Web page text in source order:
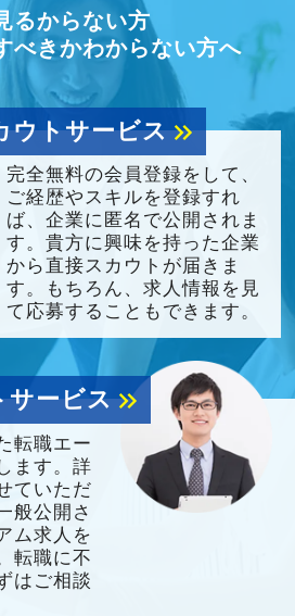
るからない方
べきかわからない方へ
ウトサービスkeyboard_double_arrow_right
完全無料の会員登録をして、
ご経歴やスキルを登録すれ
ば、企業に匿名で公開されま
す。貴方に興味を持った企業
から直接スカウトが届きま
す。もちろん、求人情報を見
て応募することもできます。
サービスkeyboard_double_arrow_right
転職エー
ます。詳
ていただ
般公開さ
ム求人を
転職に不
はご相談